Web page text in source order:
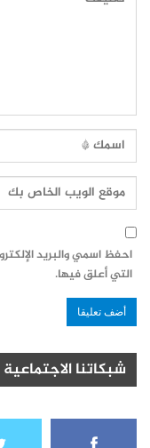
احفظ اسمي والبريد
التي أعلق فيها.
شبكاتنا الاجتماعية